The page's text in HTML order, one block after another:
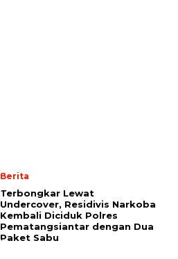
Berita
Terbongkar Lewat
Undercover, Residivis Narkoba
Kembali Diciduk Polres
Pematangsiantar dengan Dua
Paket Sabu